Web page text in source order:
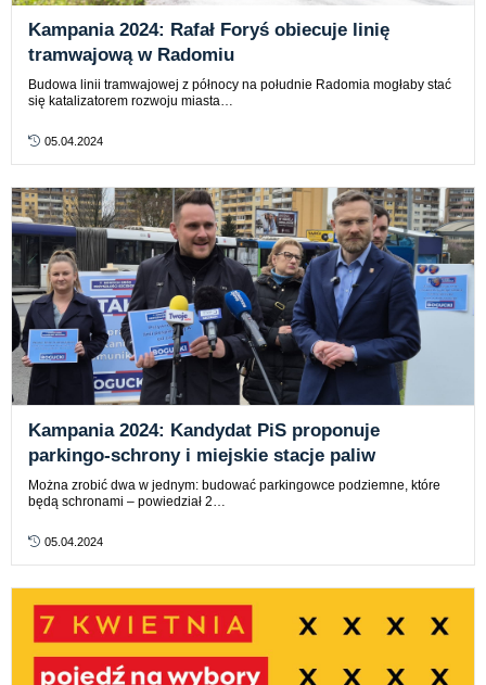
Kampania 2024: Rafał Foryś obiecuje linię
tramwajową w Radomiu
Budowa linii tramwajowej z północy na południe Radomia mogłaby stać
się katalizatorem rozwoju miasta…
05.04.2024
Kampania 2024: Kandydat PiS proponuje
parkingo-schrony i miejskie stacje paliw
Można zrobić dwa w jednym: budować parkingowce podziemne, które
będą schronami – powiedział 2…
05.04.2024